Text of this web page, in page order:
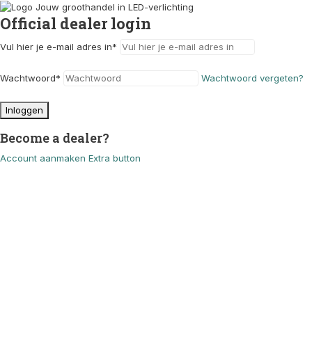
Official dealer login
Vul hier je e-mail adres in*
Wachtwoord* Wachtwoord vergeten?
Inloggen
Become a dealer?
Account aanmaken Extra button